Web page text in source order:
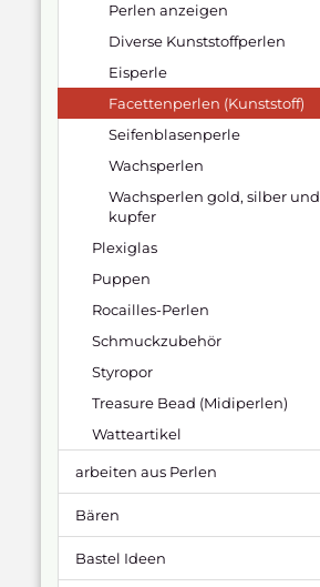
Perlen anzeigen
Diverse Kunststoffperlen
Eisperle
Facettenperlen (Kunststoff)
Seifenblasenperle
Wachsperlen
Wachsperlen gold, silber und
kupfer
Plexiglas
Puppen
Rocailles-Perlen
Schmuckzubehör
Styropor
Treasure Bead (Midiperlen)
Watteartikel
arbeiten aus Perlen
Bären
Bastel Ideen